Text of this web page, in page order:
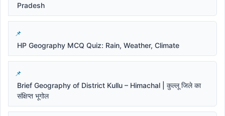
Pradesh
HP Geography MCQ Quiz: Rain, Weather, Climate
Brief Geography of District Kullu – Himachal | कुल्लू जिले का
संक्षिप्त भूगोल